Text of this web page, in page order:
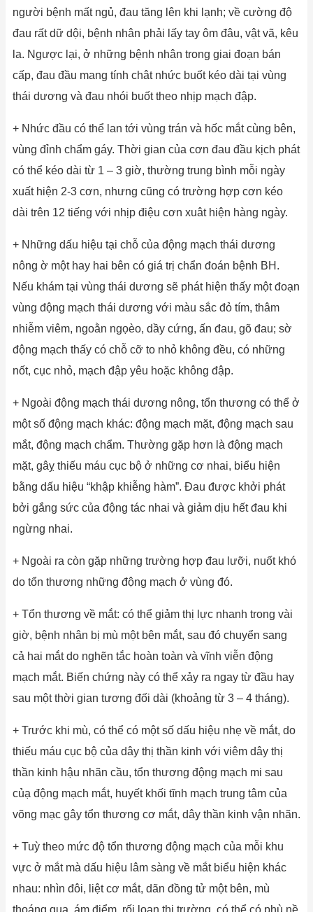
người bệnh mất ngủ, đau tăng lên khi lạnh; về cường độ
đau rất dữ dội, bệnh nhân phải lấy tay ôm đâu, vật vã, kêu
la. Ngược lại, ở những bệnh nhân trong giai đoạn bán
cấp, đau đầu mang tính chât nhức buốt kéo dài tại vùng
thái dương và đau nhói buốt theo nhịp mạch đập.
+ Nhức đầu có thể lan tới vùng trán và hốc mắt cùng bên,
vùng đỉnh chẩm gáy. Thời gian của cơn đau đầu kịch phát
có thể kéo dài từ 1 – 3 giờ, thường trung bình mỗi ngày
xuất hiện 2-3 cơn, nhưng cũng có trường hợp cơn kéo
dài trên 12 tiếng với nhịp điệu cơn xuât hiện hàng ngày.
+ Những dấu hiệu tại chỗ của động mạch thái dương
nông ờ một hay hai bên có giá trị chẩn đoán bệnh BH.
Nếu khám tại vùng thái dương sẽ phát hiện thấy một đoạn
vùng động mạch thái dương với màu sắc đỏ tím, thâm
nhiễm viêm, ngoằn ngọèo, dầy cứng, ấn đau, gõ đau; sờ
động mạch thấy có chỗ cỡ to nhỏ không đều, có những
nốt, cục nhỏ, mạch đập yêu hoặc không đập.
+ Ngoài động mạch thái dương nông, tổn thương có thể ở
một số động mạch khác: động mạch mặt, động mạch sau
mắt, động mạch chẩm. Thường gặp hơn là động mạch
mặt, gâỵ thiếu máu cục bộ ở những cơ nhai, biểu hiện
bằng dấu hiệu “khập khiễng hàm”. Đau được khởi phát
bởi gắng sức của động tác nhai và giảm dịu hết đau khi
ngừng nhai.
+ Ngoài ra còn gặp những trường hợp đau lưỡi, nuốt khó
do tổn thương những động mạch ở vùng đó.
+ Tổn thương về mắt: có thể giảm thị lực nhanh trong vài
giờ, bệnh nhân bị mù một bên mắt, sau đó chuyển sang
cả hai mắt do nghẽn tắc hoàn toàn và vĩnh viễn động
mạch mắt. Biến chứng này có thể xảy ra ngay từ đầu hay
sau một thời gian tương đối dài (khoảng từ 3 – 4 tháng).
+ Trước khi mù, có thể có một số dấu hiệu nhẹ về mắt, do
thiếu máu cục bộ của dây thị thần kinh với viêm dây thị
thần kinh hậu nhãn cầu, tổn thương động mạch mi sau
củạ động mạch mắt, huyết khối tĩnh mạch trung tâm của
võng mạc gây tổn thương cơ mắt, dây thần kinh vận nhãn.
+ Tuỳ theo mức độ tổn thương động mạch của mỗi khu
vực ở mắt mà dấu hiệu lâm sàng về mắt biểu hiện khác
nhau: nhìn đôi, liệt cơ mắt, dãn đồng tử một bên, mù
thoáng qua, ám điểm, rối loạn thị trường, có thể có phù nề